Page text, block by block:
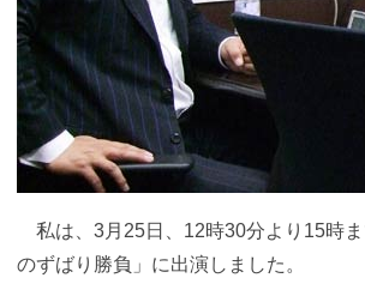
私は、3月25日、12時30分より15時
のずばり勝負」に出演しました。